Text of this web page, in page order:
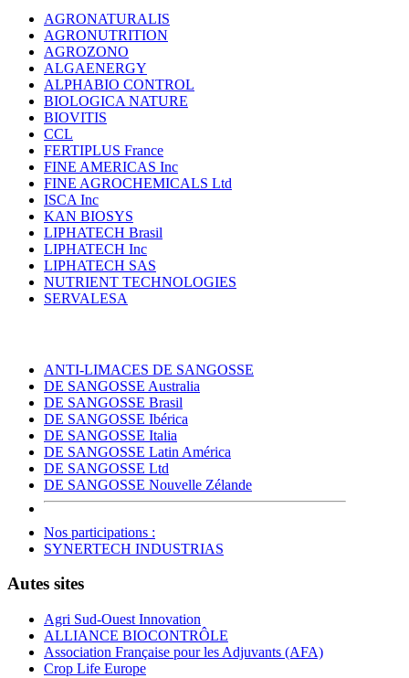
AGRONATURALIS
AGRONUTRITION
AGROZONO
ALGAENERGY
ALPHABIO CONTROL
BIOLOGICA NATURE
BIOVITIS
CCL
FERTIPLUS France
FINE AMERICAS Inc
FINE AGROCHEMICALS Ltd
ISCA Inc
KAN BIOSYS
LIPHATECH Brasil
LIPHATECH Inc
LIPHATECH SAS
NUTRIENT TECHNOLOGIES
SERVALESA
ANTI-LIMACES DE SANGOSSE
DE SANGOSSE Australia
DE SANGOSSE Brasil
DE SANGOSSE Ibérica
DE SANGOSSE Italia
DE SANGOSSE Latin América
DE SANGOSSE Ltd
DE SANGOSSE Nouvelle Zélande
Nos participations :
SYNERTECH INDUSTRIAS
Autes sites
Agri Sud-Ouest Innovation
ALLIANCE BIOCONTRÔLE
Association Française pour les Adjuvants (AFA)
Crop Life Europe